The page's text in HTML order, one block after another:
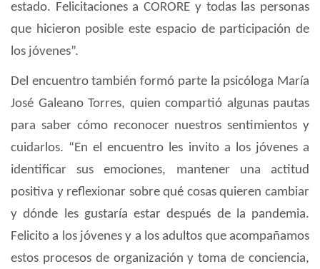
estado. Felicitaciones a CORORE y todas las personas
que hicieron posible este espacio de participación de
los jóvenes”.
Del encuentro también formó parte la psicóloga María
José Galeano Torres, quien compartió algunas pautas
para saber cómo reconocer nuestros sentimientos y
cuidarlos. “En el encuentro les invito a los jóvenes a
identificar sus emociones, mantener una actitud
positiva y reflexionar sobre qué cosas quieren cambiar
y dónde les gustaría estar después de la pandemia.
Felicito a los jóvenes y a los adultos que acompañamos
estos procesos de organización y toma de conciencia,